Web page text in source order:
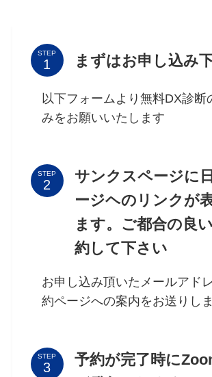
STEP まずはお申し込み
以下フォームより無料DX診断
みをお願いいたします
STEP
サンクスページに
ージヘのリンクが
ます。ご都合の良
約して下さい
お申し込み頂いたメールアド
約ページへの案内をお送りし
STEP
予約が完了時に